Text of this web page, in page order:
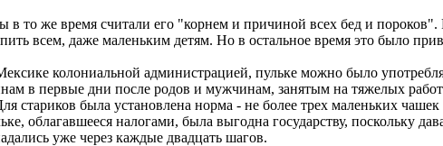
в то же время считали его "корнем и причиной всех бед и
всем, даже маленьким детям. Но в остальное время это было
колониальной администрацией, пульке можно было
в первые дни после родов и мужчинам, занятым на тяжелых
стариков была установлена норма - не более трех маленьких
облагавшееся налогами, была выгодна государству, поскольку
уже через каждые двадцать шагов.